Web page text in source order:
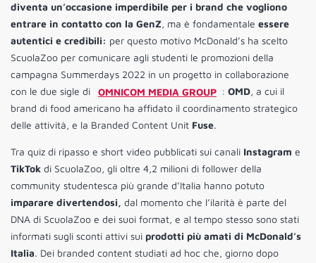
diventa un’occasione imperdibile per i brand che vogliono
entrare in contatto con la GenZ, ma è fondamentale essere
autentici e credibili: per questo motivo McDonald’s ha scelto
ScuolaZoo per comunicare agli studenti le promozioni della
campagna Summerdays 2022 in un progetto in collaborazione
con le due sigle di
OMNICOM MEDIA GROUP : OMD, a cui il
brand di food americano ha affidato il coordinamento strategico
delle attività, e la Branded Content Unit Fuse.
Tra quiz di ripasso e short video pubblicati sui canali Instagram e
TikTok di ScuolaZoo, gli oltre 4,2 milioni di follower della
community studentesca più grande d’Italia hanno potuto
imparare divertendosi, dal momento che l’ilarità è parte del
DNA di ScuolaZoo e dei suoi format, e al tempo stesso sono stati
informati sugli sconti attivi sui prodotti più amati di McDonald’s
Italia. Dei branded content studiati ad hoc che, giorno dopo